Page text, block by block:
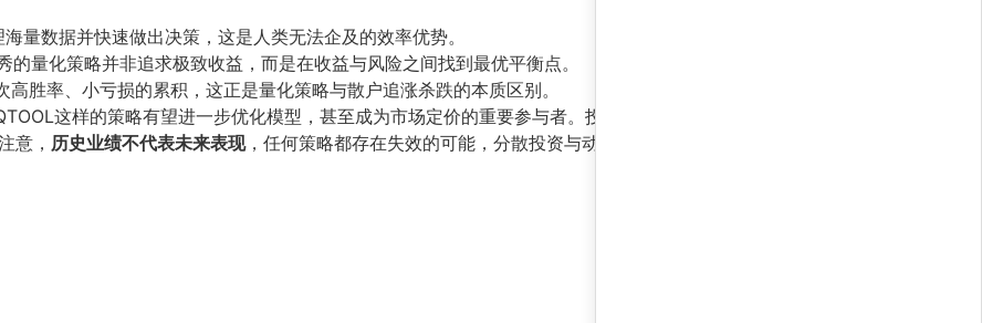
量数据并快速做出决策，这是人类无法企及的效率优势。
的量化策略并非追求极致收益，而是在收益与风险之间找到最优平衡点。
高胜率、小亏损的累积，这正是量化策略与散户追涨杀跌的本质区别。
这样的策略有望进一步优化模型，甚至成为市场定价的重要参与者。投资者应密切关注量化策略的迭代方
意， 历史业绩不代表未来表现，任何策略都存在失效的可能，分散投资与动态调仓仍是长期制胜的关键。